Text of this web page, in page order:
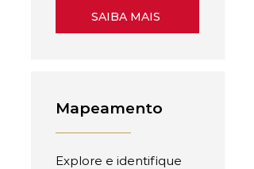
SAIBA MAIS
Mapeamento
Explore e identifique